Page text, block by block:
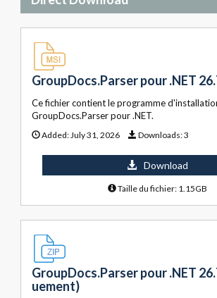
GroupDocs.Parser pour .NET
Ce fichier contient le programme
GroupDocs.Parser pour .NET.
Added:July 31, 2026 Downloads:3
Download
Taille du fichier: 1.15GB
GroupDocs.Parser pour .NET
uement)